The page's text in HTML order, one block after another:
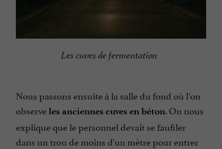
Les cuves de fermentation
Nous passons ensuite à la salle du fond où l’on
observeles anciennes cuves en béton. On nous
explique que le personnel devait se faufiler
dans un trou de moins d'un mètre pour entrer